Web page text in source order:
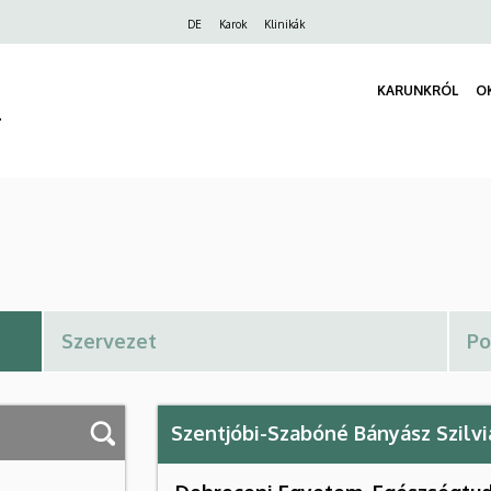
DE Karok Klinikák
KARUNKRÓL
Szentjóbi-Szabóné Bányász